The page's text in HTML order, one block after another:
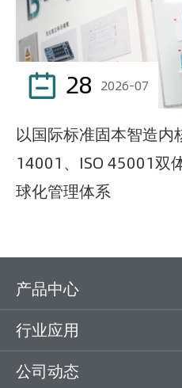
 28 2026-07
以国际标准固本智造内
14001、ISO 45001双
球化管理体系
产品中心
行业应用
公司动态